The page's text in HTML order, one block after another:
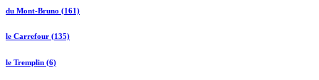
du Mont-Bruno (161)
le Carrefour (135)
le Tremplin (6)